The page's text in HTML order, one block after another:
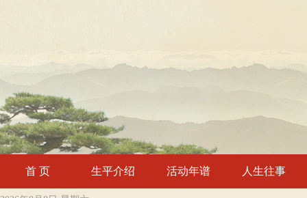
首 页 生平介绍 活动年谱 人生往事